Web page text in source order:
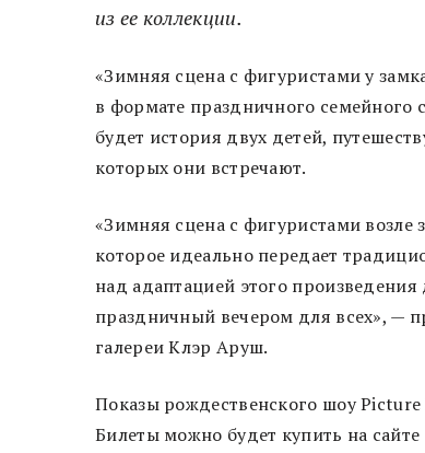
из ее коллекции.
«Зимняя сцена с фигуристами у
в формате праздничного семейного
будет история двух детей,
которых они встречают.
«Зимняя сцена с фигуристами возле
которое идеально передает
над адаптацией этого
праздничный вечером для всех», —
галереи Клэр Аруш.
Показы рождественского шоу
Билеты можно будет купить на